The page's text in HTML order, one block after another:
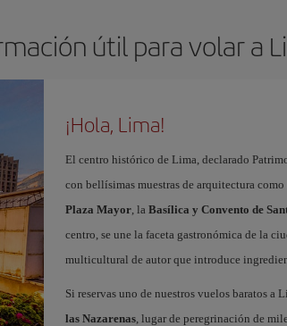
útil para volar a
¡Hola, Lima!
El centro histórico de Lima, declarado
con bellísimas muestras de arquitectura como
Plaza Mayor, la Basílica y Convento de
centro, se une la faceta gastronómica de la
multicultural de autor que introduce
Si reservas uno de nuestros vuelos baratos a
las Nazarenas, lugar de peregrinación de